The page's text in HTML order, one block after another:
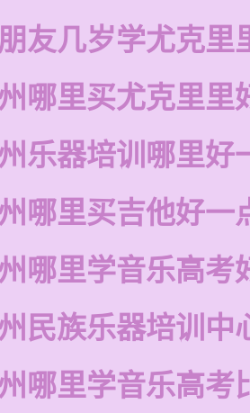
友几岁学尤克里
哪里买尤克里里
乐器培训哪里好
哪里买吉他好一
哪里学音乐高考
民族乐器培训中
哪里学音乐高考